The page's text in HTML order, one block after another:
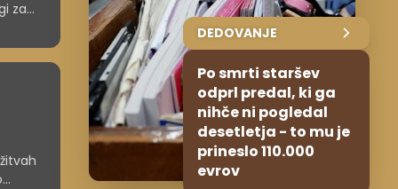
za
DEDOVANJE
Po smrti staršev
odprl predal, ki ga
nihče ni pogledal
desetletja - to mu je
prineslo 110.000
evrov